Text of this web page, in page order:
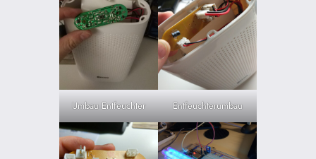
Umbau Entfeuchter Entfeuchterumbau